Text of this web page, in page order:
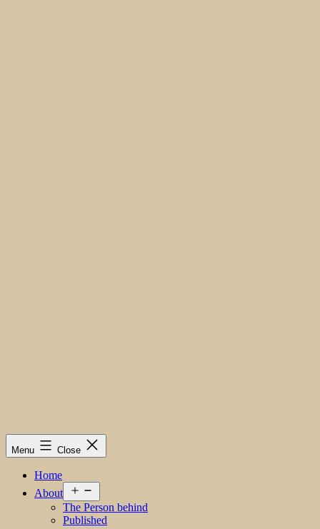
Menu Close
Home
About
menu
The Person behind
Published